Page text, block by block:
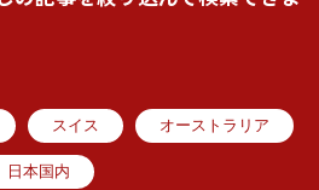
スイス オーストラリア
日本国内